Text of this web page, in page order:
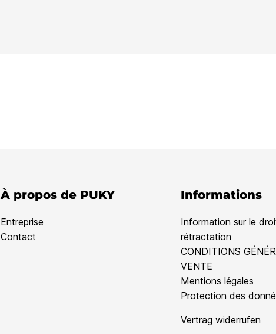
À propos de PUKY
Entreprise
Contact
Informations
Information sur le
rétractation
CONDITIONS
VENTE
Mentions légales
Protection des
Vertrag widerrufen